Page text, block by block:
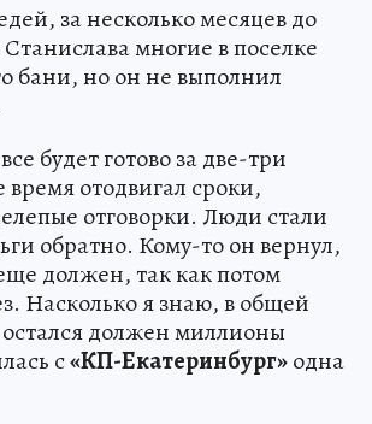
за несколько месяцев до
многие в поселке
бани, но он не выполнил
будет готово за две-три
время отодвигал сроки,
отговорки. Люди стали
обратно. Кому-то он вернул,
должен, так как потом
Насколько я знаю, в общей
должен миллионы
с«КП-Екатеринбург»одна